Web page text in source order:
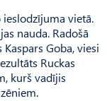
vietā.
nauda. Radošā
Goba, viesi
Ruckas
kurš vadījis